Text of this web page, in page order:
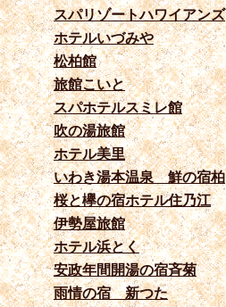
スパリゾートハワイアンズ
ホテルいづみや
松柏館
旅館こいと
スパホテルスミレ館
吹の湯旅館
ホテル美里
いわき湯本温泉 鮮の宿柏
桜と欅の宿ホテル住乃江
伊勢屋旅館
ホテル浜とく
安政年間開湯の宿斉菊
雨情の宿 新つた